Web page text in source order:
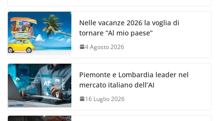
Nelle vacanze 2026 la voglia di
tornare “Al mio paese”
4 Agosto 2026
Piemonte e Lombardia leader nel
mercato italiano dell’AI
16 Luglio 2026